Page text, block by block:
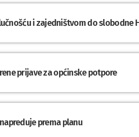
i zajedništvom do slobodne
prijave za općinske potpore
prema planu